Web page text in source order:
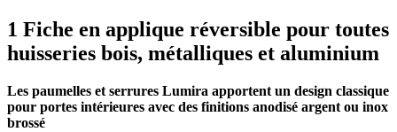
1 Fiche en applique réversible pour toutes
huisseries bois, métalliques et aluminium
Les paumelles et serrures Lumira apportent un design classique
pour portes intérieures avec des finitions anodisé argent ou inox
brossé